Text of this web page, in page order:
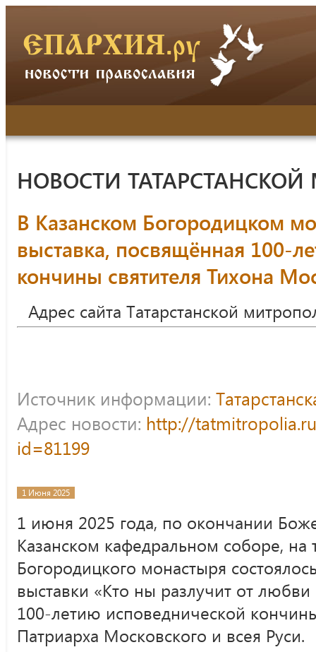
НОВОСТИ
В Казанском Богородицком
выставка, посвящённая 100-
кончины святителя Тихона
Адрес сайта Татарстанской
Источник информации:
Адрес новости: http://
id=81199
1 Июня 2025
1 июня 2025 года, по окончании
Казанском кафедральном соборе, на
Богородицкого монастыря
выставки «Кто ны разлучит от
100-летию исповеднической
Патриарха Московского и всея Руси.